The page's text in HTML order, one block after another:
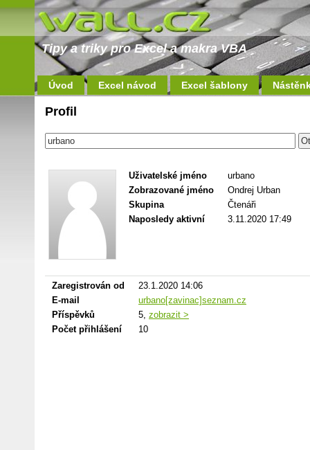
Tipy a triky pro Excel a makra VBA
Úvod Excel návod Excel šablony
Profil
Uživatelské jméno
urbano
Zobrazované jméno
Ondrej Urban
Skupina
Čtenáři
Naposledy aktivní
3.11.2020 17:49
Zaregistrován od
23.1.2020 14:06
E-mail
urbano[zavinac]seznam.cz
Příspěvků
5, zobrazit >
Počet přihlášení
10